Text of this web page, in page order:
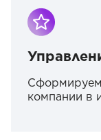
компании в